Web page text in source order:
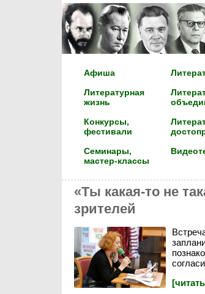
Афиша
Литературная
жизнь
Конкурсы,
фестивали
Семинары,
мастер-классы
«Ты какая-то не
зрителей